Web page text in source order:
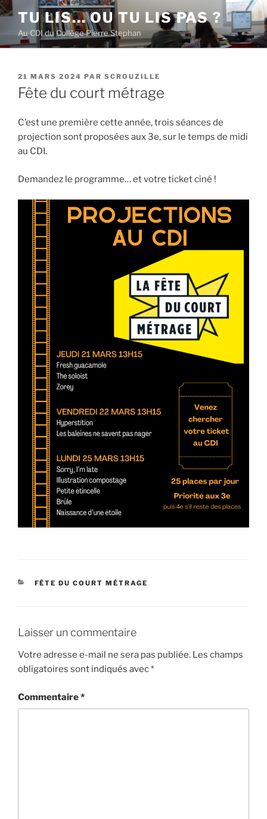
Aller
contenu
principal
TU LIS… OU TU LIS PAS ?
Au CDI du Collège Pierre Stephan
PUBLIÉ
LE
21 MARS 2024 PAR SCROUZILLE
Fête du court métrage
C’est une première cette année, trois séances de
projection sont proposées aux 3e, sur le temps de midi
au CDI.
Demandez le programme… et votre ticket ciné !
CATÉGORIES
FÊTE DU COURT MÉTRAGE
Laisser un commentaire
Votre adresse e-mail ne sera pas publiée. Les champs
obligatoires sont indiqués avec*
Commentaire*